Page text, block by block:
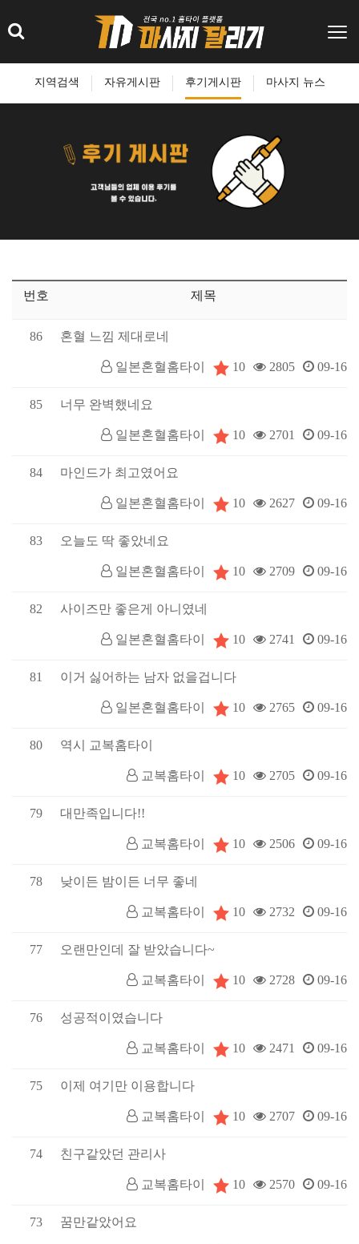
지역검색 자유게시판 후기게시판 마사지 뉴스
번호 제목
86 혼혈 느낌 제대로네
일본혼혈홈타이 10 2805 09-16
85 너무 완벽했네요
일본혼혈홈타이 10 2701 09-16
84 마인드가 최고였어요
일본혼혈홈타이 10 2627 09-16
83 오늘도 딱 좋았네요
일본혼혈홈타이 10 2709 09-16
82 사이즈만 좋은게 아니였네
일본혼혈홈타이 10 2741 09-16
81 이거 싫어하는 남자 없을겁니다
일본혼혈홈타이 10 2765 09-16
80 역시 교복홈타이
교복홈타이 10 2705 09-16
79 대만족입니다!!
교복홈타이 10 2506 09-16
78 낮이든 밤이든 너무 좋네
교복홈타이 10 2732 09-16
77 오랜만인데 잘 받았습니다~
교복홈타이 10 2728 09-16
76 성공적이였습니다
교복홈타이 10 2471 09-16
75 이제 여기만 이용합니다
교복홈타이 10 2707 09-16
74 친구같았던 관리사
교복홈타이 10 2570 09-16
73 꿈만같았어요